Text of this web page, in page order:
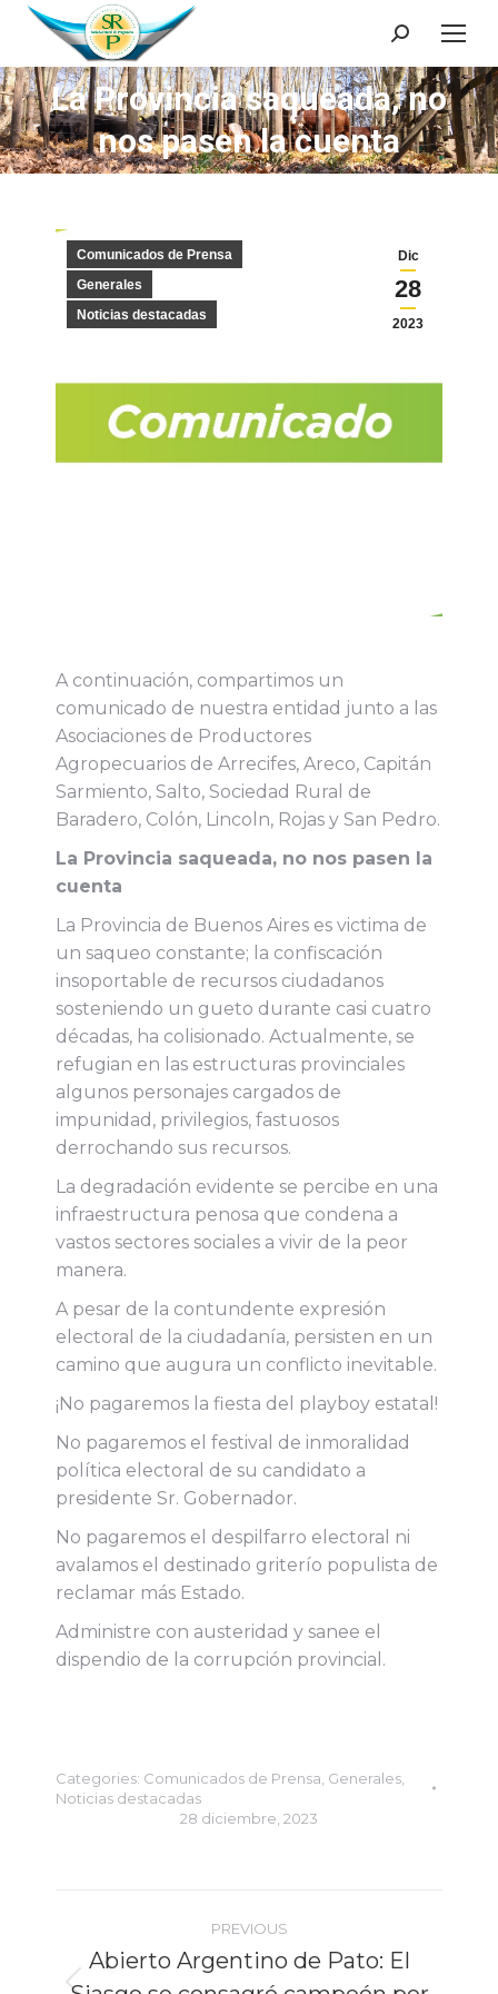
Search:
La Provincia saqueada, no
nos pasen la cuenta
Dic
28
2023
Comunicados de Prensa
Generales
Noticias destacadas
A continuación, compartimos un
comunicado de nuestra entidad junto a las
Asociaciones de Productores
Agropecuarios de Arrecifes, Areco, Capitán
Sarmiento, Salto, Sociedad Rural de
Baradero, Colón, Lincoln, Rojas y San Pedro.
La Provincia saqueada, no nos pasen la
cuenta
La Provincia de Buenos Aires es victima de
un saqueo constante; la confiscación
insoportable de recursos ciudadanos
sosteniendo un gueto durante casi cuatro
décadas, ha colisionado. Actualmente, se
refugian en las estructuras provinciales
algunos personajes cargados de
impunidad, privilegios, fastuosos
derrochando sus recursos.
La degradación evidente se percibe en una
infraestructura penosa que condena a
vastos sectores sociales a vivir de la peor
manera.
A pesar de la contundente expresión
electoral de la ciudadanía, persisten en un
camino que augura un conflicto inevitable.
¡No pagaremos la fiesta del playboy estatal!
No pagaremos el festival de inmoralidad
política electoral de su candidato a
presidente Sr. Gobernador.
No pagaremos el despilfarro electoral ni
avalamos el destinado griterío populista de
reclamar más Estado.
Administre con austeridad y sanee el
dispendio de la corrupción provincial.
Categories: Comunicados de Prensa Generales
Noticias destacadas
28 diciembre, 2023
navigation
PREVIOUS
Abierto Argentino de Pato: El